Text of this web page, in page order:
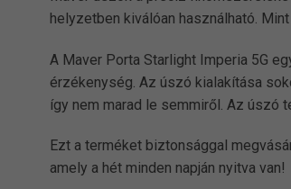
helyzetben kiválóan használható.
A Maver Porta Starlight Imperia 5G
érzékenység. Az úszó kialakítása
így nem marad le semmiről. Az úszó
Ezt a terméket biztonsággal
amely a hét minden napján nyitva van!